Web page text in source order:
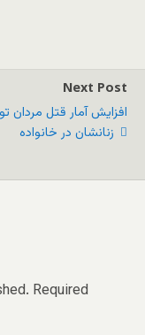
Next Post
افزایش آمار قتل مردان
Required